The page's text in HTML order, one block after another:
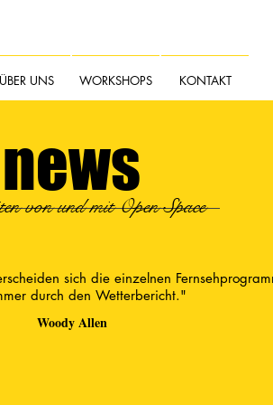
ÜBER UNS WORKSHOPS KONTAKT
news
von und mit Open Space
sich die einzelnen
durch den Wetterbericht."
Woody Allen